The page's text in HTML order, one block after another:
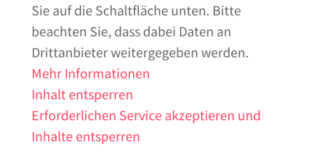
Sie auf die Schaltfläche unten. Bitte
beachten Sie, dass dabei Daten an
Drittanbieter weitergegeben werden.
Mehr Informationen
Inhalt entsperren
Erforderlichen Service akzeptieren und
Inhalte entsperren